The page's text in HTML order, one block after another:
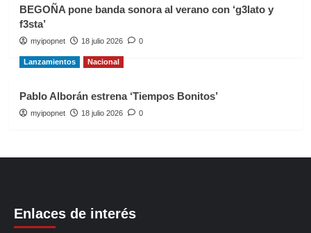
BEGOÑA pone banda sonora al verano con ‘g3lato y
f3sta’
myipopnet 18 julio 2026 0
Lanzamientos Nacional
Pablo Alborán estrena ‘Tiempos Bonitos’
myipopnet 18 julio 2026 0
Enlaces de interés